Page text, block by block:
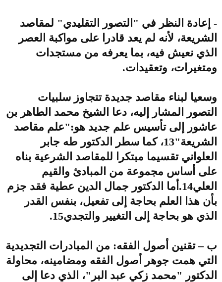
- إعادة النظر في "التصور التقليدي" لمقاصد
الشريعة، لأنه لم يعد قادرا على مواكبة العصر
الذي نعيش فيه، بما يعرفه من مستجدات
ومتغيرات، وتعقيدات.
وسعيا لبناء مقاصد جديدة تتجاوز سلبيات
التصور المشار إليه، دعا الشيخ محمد الطاهر بن
عاشور إلى تأسيس علم جديد هو:"علم مقاصد
الشريعة"13، كما سطر الدكتور طه جابر
العلواني تقسيما مبتكرا للمقاصد الشرعية بناه
على أساس مجموعة من المبادئ والقيم
العلي14.أما الدكتور جمال الدين عطية فقد جزم
بأن هذا العلم بحاجة إلى تفعيل، بنفس القدر
الذي هو بحاجة إلى التغيير والتجدي15.
ب – تقنين أصول الفقه: من المبادرات التجديدية
التي همت جوهر أصول الفقه ومضامينه، محاولة
الدكتور "محمد زكي عبد البر"، الذي دعا إلى